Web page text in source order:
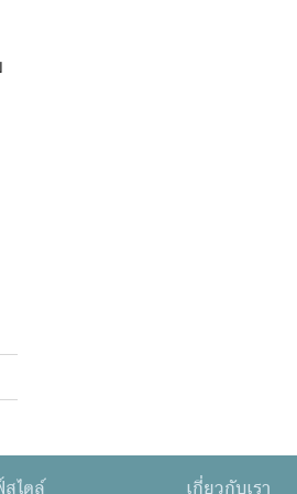
ไตล์ เกี่ยวกับเรา